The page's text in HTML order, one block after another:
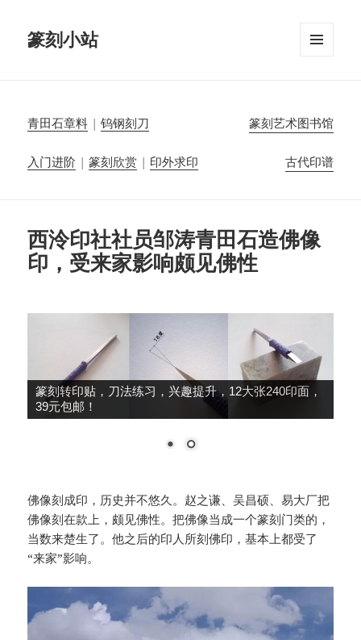
篆刻小站
青田石章料 |钨钢刻刀 篆刻艺术图书馆
入门进阶 |篆刻欣赏 | 印外求印 古代印谱
西泠印社社员邹涛青田石造佛像
印，受来家影响颇见佛性
大师推荐，细柳系列手工冷作，鸟虫篆、朱文篆刻
刀，49元包邮！
佛像刻成印，历史并不悠久。赵之谦、吴昌硕、易大厂把
佛像刻在款上，颇见佛性。把佛像当成一个篆刻门类的，
当数来楚生了。他之后的印人所刻佛印，基本上都受了
“来家”影响。